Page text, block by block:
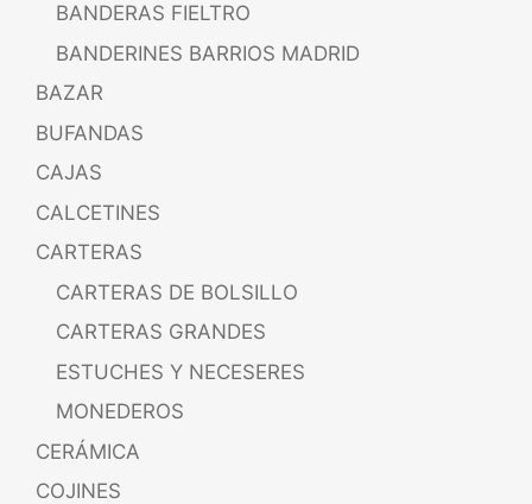
BANDERAS FIELTRO
BANDERINES BARRIOS MADRID
BAZAR
BUFANDAS
CAJAS
CALCETINES
CARTERAS
CARTERAS DE BOLSILLO
CARTERAS GRANDES
ESTUCHES Y NECESERES
MONEDEROS
CERÁMICA
COJINES